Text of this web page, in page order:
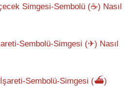
Simgesi-Sembolü (☕) Nasıl
Sembolü-Simgesi (✈) Nasıl
İşareti-Sembolü-Simgesi (⛴)